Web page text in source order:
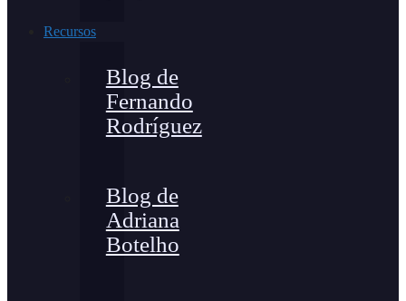
Recursos
Blog de
Fernando
Rodríguez
Blog de
Adriana
Botelho